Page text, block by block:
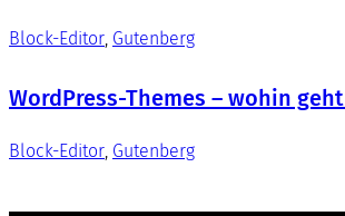
Block-Editor, Gutenberg
WordPress-Themes – wohin
Block-Editor, Gutenberg